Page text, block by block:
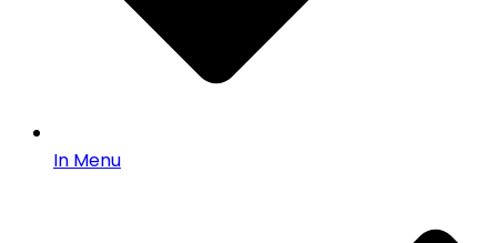
In Menu